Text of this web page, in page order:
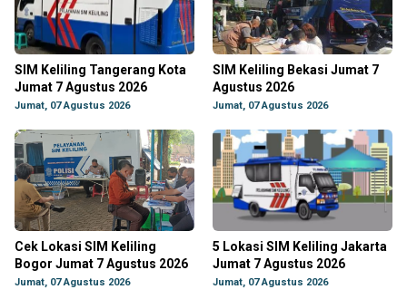
SIM Keliling Tangerang Kota
Jumat 7 Agustus 2026
Jumat, 07 Agustus 2026
SIM Keliling Bekasi Jumat 7
Agustus 2026
Jumat, 07 Agustus 2026
Cek Lokasi SIM Keliling
Bogor Jumat 7 Agustus 2026
Jumat, 07 Agustus 2026
5 Lokasi SIM Keliling Jakarta
Jumat 7 Agustus 2026
Jumat, 07 Agustus 2026